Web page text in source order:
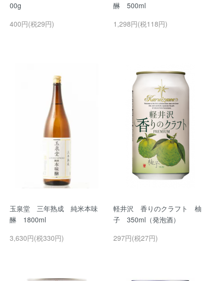
00g
400円(税29円)
醂 500ml
1,298円(税118円)
玉泉堂 三年熟成 純米本味
醂 1800ml
3,630円(税330円)
軽井沢 香りのクラフト 柚
子 350ml（発泡酒）
297円(税27円)